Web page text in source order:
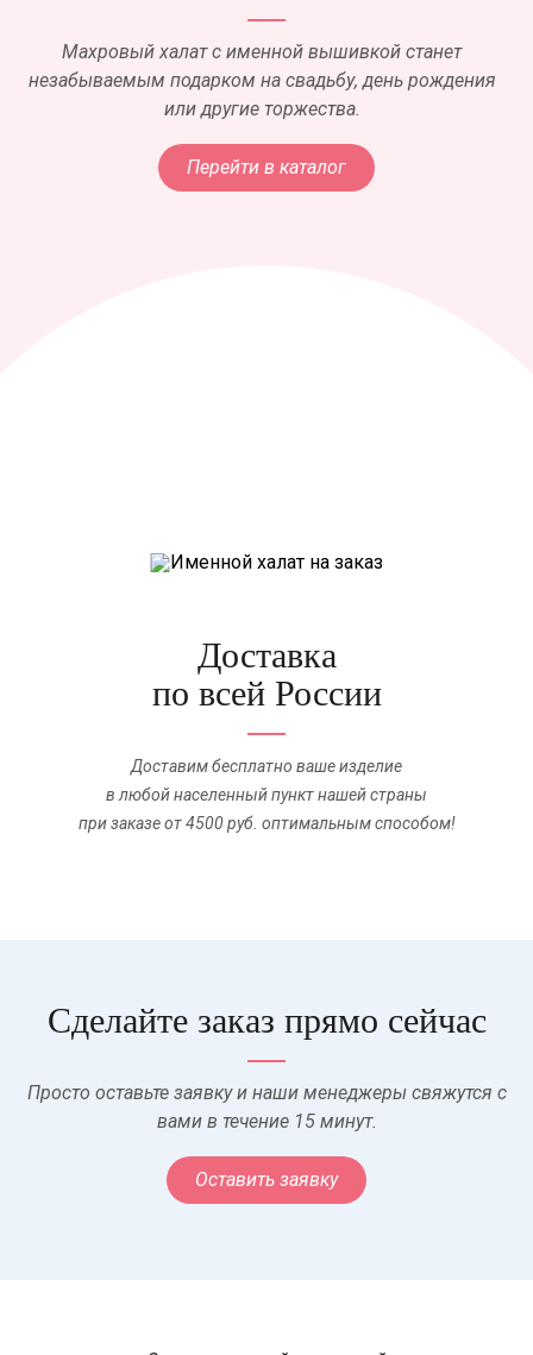
Махровый халат с именной вышивкой станет
незабываемым подарком на свадьбу, день рождения
или другие торжества.
Перейти в каталог
Доставка
по всей России
Доставим бесплатно ваше изделие
в любой населенный пункт нашей страны
при заказе от 4500 руб. оптимальным способом!
Сделайте заказ прямо сейчас
Просто оставьте заявку и наши менеджеры свяжутся с
вами в течение 15 минут.
Оставить заявку